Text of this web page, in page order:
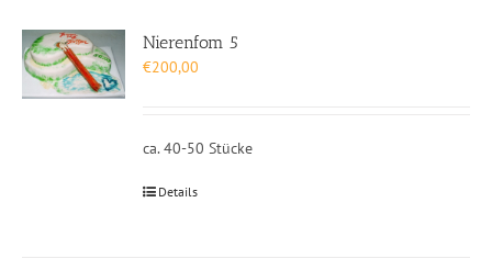
Nierenfom 5
€200,00
ca. 40-50 Stücke
Details